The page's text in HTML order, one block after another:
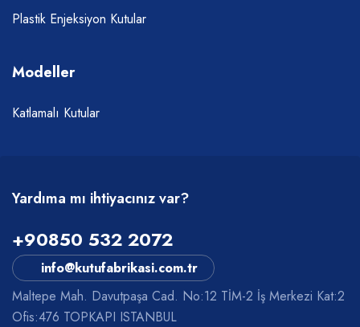
Plastik Enjeksiyon Kutular
Modeller
Katlamalı Kutular
Yardıma mı ihtiyacınız var?
+90850 532 2072
info@kutufabrikasi.com.tr
Maltepe Mah. Davutpaşa Cad. No:12 TİM-2 İş Merkezi Kat:2
Ofis:476 TOPKAPI ISTANBUL